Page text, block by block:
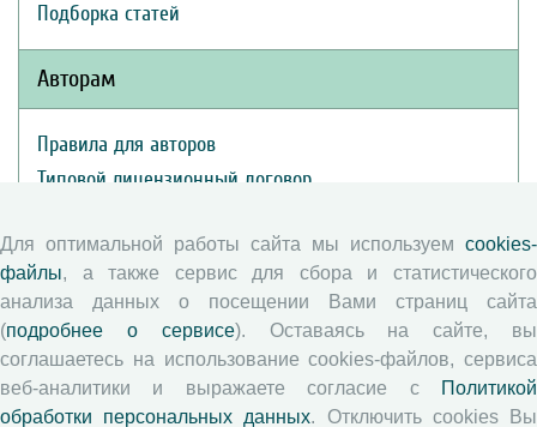
Подборка статей
Авторам
Правила для авторов
Типовой лицензионный договор
Согласие на обработку персональных данных
Авторские права
Рецензентам
Памятка рецензенту
Для оптимальной работы сайта мы используем cookies-
файлы, а также сервис для сбора и статистического
анализа данных о посещении Вами страниц сайта
(подробнее о сервисе). Оставаясь на сайте, вы
соглашаетесь на использование cookies-файлов, сервиса
веб-аналитики и выражаете согласие с
Политикой
обработки персональных данных. Отключить cookies Вы